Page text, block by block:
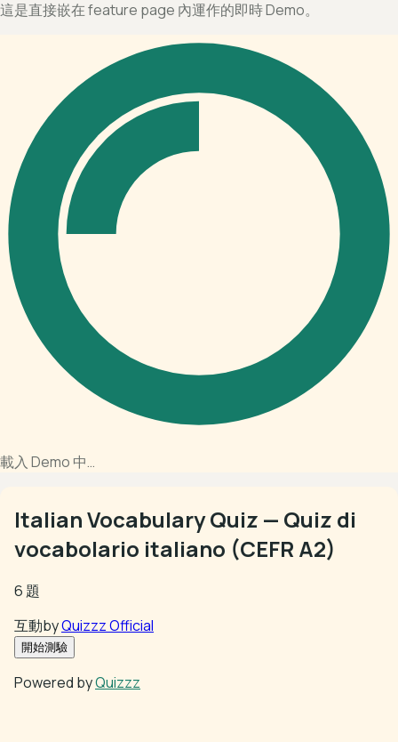
這是直接嵌在 feature page 內運作的即時 Demo。
載入 Demo 中…